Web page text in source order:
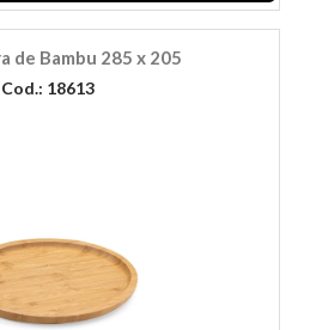
de Bambu 285 x 205
Cod.: 18613